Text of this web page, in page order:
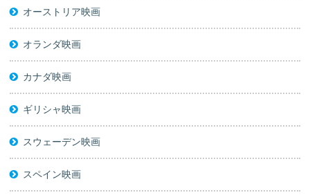
オーストリア映画
オランダ映画
カナダ映画
ギリシャ映画
スウェーデン映画
スペイン映画